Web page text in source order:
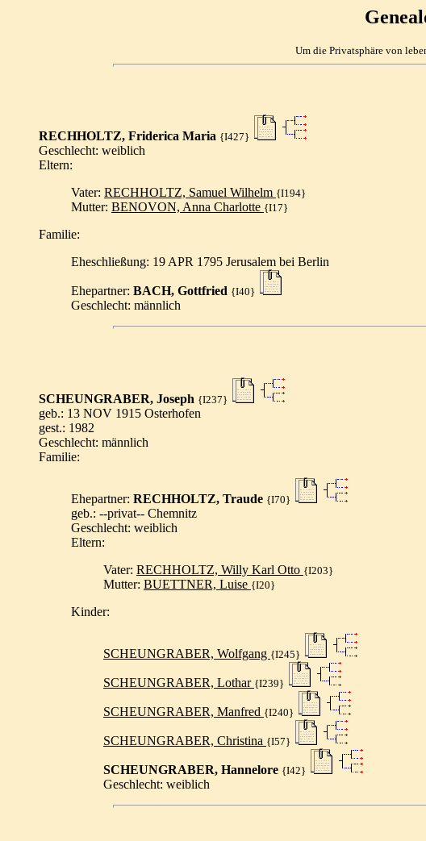
Um die Privatsphäre von
RECHHOLTZ, Friderica Maria {I427}
Geschlecht: weiblich
Eltern:
Vater: RECHHOLTZ, Samuel Wilhelm {I194}
Mutter: BENOVON, Anna Charlotte {I17}
Familie:
Eheschließung: 19 APR 1795 Jerusalem bei Berlin
Ehepartner: BACH, Gottfried {I40}
Geschlecht: männlich
SCHEUNGRABER, Joseph {I237}
geb.: 13 NOV 1915 Osterhofen
gest.: 1982
Geschlecht: männlich
Familie:
Ehepartner: RECHHOLTZ, Traude {I70}
geb.: --privat-- Chemnitz
Geschlecht: weiblich
Eltern:
Vater: RECHHOLTZ, Willy Karl Otto {I203}
Mutter: BUETTNER, Luise {I20}
Kinder:
SCHEUNGRABER, Wolfgang {I245}
SCHEUNGRABER, Lothar {I239}
SCHEUNGRABER, Manfred {I240}
SCHEUNGRABER, Christina {I57}
SCHEUNGRABER, Hannelore {I42}
Geschlecht: weiblich